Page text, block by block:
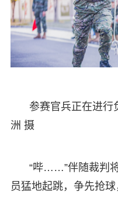
参赛官兵正在进行
洲 摄
“哔……”伴随裁判
员猛地起跳，争先抢